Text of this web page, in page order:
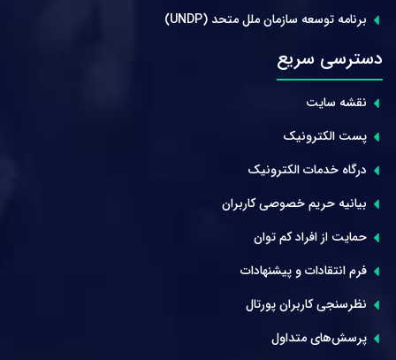
برنامه توسعه سازمان ملل متحد (UNDP)
دسترسی سریع
نقشه سایت
پست الکترونیک
درگاه خدمات الکترونیک
بیانیه حریم خصوصی کاربران
حمایت از افراد کم توان
فرم انتقادات و پیشنهادات
نظرسنجی کاربران پورتال
پرسش‌های متداول